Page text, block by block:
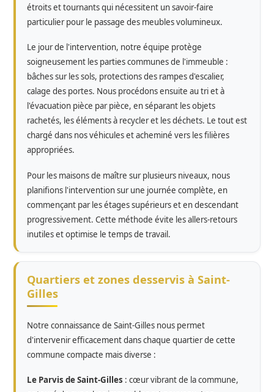
étroits et tournants qui nécessitent un savoir-faire
particulier pour le passage des meubles volumineux.
Le jour de l'intervention, notre équipe protège
soigneusement les parties communes de l'immeuble :
bâches sur les sols, protections des rampes d'escalier,
calage des portes. Nous procédons ensuite au tri et à
l'évacuation pièce par pièce, en séparant les objets
rachetés, les éléments à recycler et les déchets. Le tout est
chargé dans nos véhicules et acheminé vers les filières
appropriées.
Pour les maisons de maître sur plusieurs niveaux, nous
planifions l'intervention sur une journée complète, en
commençant par les étages supérieurs et en descendant
progressivement. Cette méthode évite les allers-retours
inutiles et optimise le temps de travail.
Quartiers et zones desservis à Saint-
Gilles
Notre connaissance de Saint-Gilles nous permet
d'intervenir efficacement dans chaque quartier de cette
commune compacte mais diverse :
Le Parvis de Saint-Gilles : cœur vibrant de la commune,